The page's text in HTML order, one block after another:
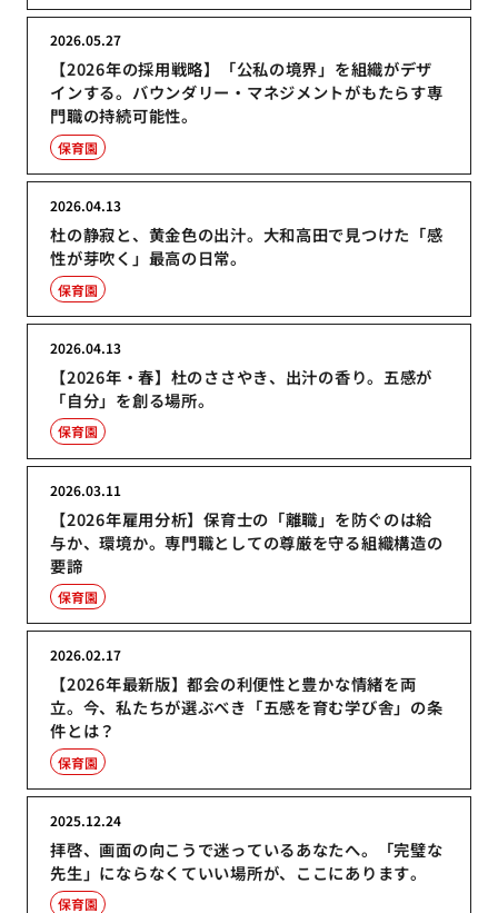
【2026年の採用戦略】「公私の境界」を組織がデザ
インする。バウンダリー・マネジメントがもたらす専
門職の持続可能性。
2026.05.27
保育園
杜の静寂と、黄金色の出汁。大和高田で見つけた「感
性が芽吹く」最高の日常。
2026.04.13
保育園
【2026年・春】杜のささやき、出汁の香り。五感が
「自分」を創る場所。
2026.04.13
保育園
【2026年雇用分析】保育士の「離職」を防ぐのは給
与か、環境か。専門職としての尊厳を守る組織構造の
要諦
2026.03.11
保育園
【2026年最新版】都会の利便性と豊かな情緒を両
立。今、私たちが選ぶべき「五感を育む学び舎」の条
件とは？
2026.02.17
保育園
拝啓、画面の向こうで迷っているあなたへ。「完璧な
先生」にならなくていい場所が、ここにあります。
2025.12.24
保育園